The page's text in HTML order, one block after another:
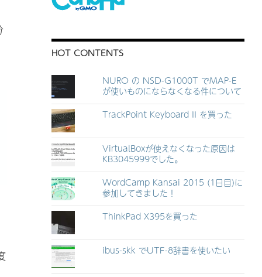
HOT CONTENTS
NURO の NSD-G1000T でMAP-E
が使いものにならなくなる件について
TrackPoint Keyboard II を買った
VirtualBoxが使えなくなった原因は
KB3045999でした。
WordCamp Kansai 2015 (1日目)に
参加してきました！
ThinkPad X395を買った
ibus-skk でUTF-8辞書を使いたい